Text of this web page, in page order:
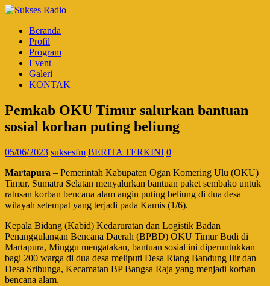
Beranda
Profil
Program
Event
Galeri
KONTAK
Pemkab OKU Timur salurkan bantuan
sosial korban puting beliung
05/06/2023 suksesfm BERITA TERKINI 0
Martapura – Pemerintah Kabupaten Ogan Komering Ulu (OKU)
Timur, Sumatra Selatan menyalurkan bantuan paket sembako untuk
ratusan korban bencana alam angin puting beliung di dua desa
wilayah setempat yang terjadi pada Kamis (1/6).
Kepala Bidang (Kabid) Kedaruratan dan Logistik Badan
Penanggulangan Bencana Daerah (BPBD) OKU Timur Budi di
Martapura, Minggu mengatakan, bantuan sosial ini diperuntukkan
bagi 200 warga di dua desa meliputi Desa Riang Bandung Ilir dan
Desa Sribunga, Kecamatan BP Bangsa Raja yang menjadi korban
bencana alam.